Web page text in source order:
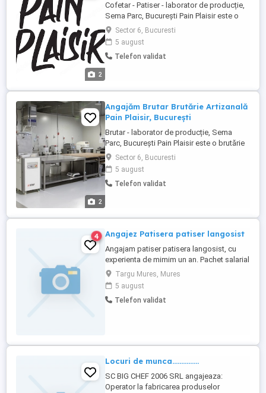
2
Cofetar - Patiser - laborator de producție,
Sema Parc, București Pain Plaisir este o
brutărie din București, fondată în 2013, cu
opt magazine proprii și un laborator
central de producție în Sema Parc.
Producem pâine cu maia și fermentare
Sector 6, Bucuresti
5 august
Telefon validat
2
Angajăm Brutar Brutărie Artizanală
Pain Plaisir, București
Brutar - laborator de producție, Sema
Parc, București Pain Plaisir este o brutărie
din București, fondată în 2013, cu opt
magazine proprii și un laborator central de
producție în Sema Parc. Producem pâine
cu maia și fermentare lentă, patiserie și
Sector 6, Bucuresti
5 august
Telefon validat
4 Angajez Patisera patiser langosist
Angajam patiser patisera langosist, cu
experienta de mimim un an. Pachet salarial
in functie de realizari, loc de munca sigur
si placut. Nu angajam minori sau pe
perioada scurta. Solicitam seriozitate,
harnicie si capacitatea de munca in
Targu Mures, Mures
5 august
Telefon validat
Locuri de munca...............
SC BIG CHEF 2006 SRL angajeaza:
Operator la fabricarea produselor